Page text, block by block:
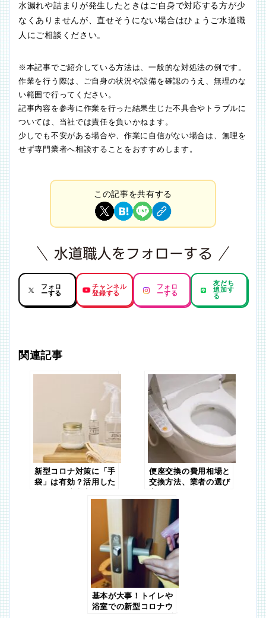
水漏れや詰まりが発生したときはご自身で対応する方が少
なくありませんが、直せそうにない場合はひょうご水道職
人にご相談ください。
※本記事でご紹介している方法は、一般的な対処法の例です。
作業を行う際は、ご自身の状況や設備を確認のうえ、無理のな
い範囲で行ってください。
記事内容を参考に作業を行った結果生じた不具合やトラブルに
ついては、当社では責任を負いかねます。
少しでも不安がある場合や、作業に自信がない場合は、無理を
せず専門業者へ相談することをおすすめします。
この記事を共有する
フォロ
ーする
チャンネル
登録する
フォロ
ーする
友だち
追加す
る
関連記事
新型コロナ対策に「手
袋」は有効？活用した
便座交換の費用相場と
交換方法、業者の選び
基本が大事！トイレや
浴室での新型コロナウ